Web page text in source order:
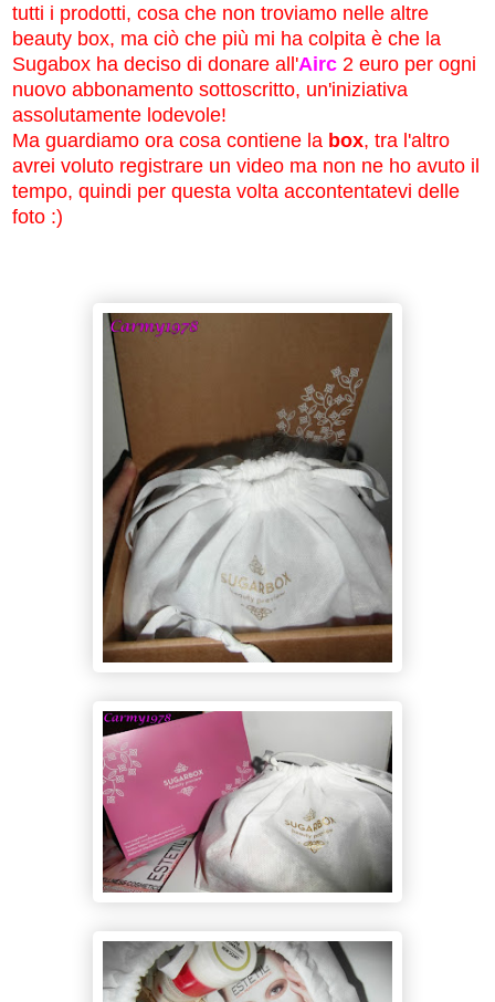
tutti i prodotti, cosa che non troviamo nelle altre
beauty box, ma ciò che più mi ha colpita è che la
Sugabox ha deciso di donare all'Airc 2 euro per ogni
nuovo abbonamento sottoscritto, un'iniziativa
assolutamente lodevole!
Ma guardiamo ora cosa contiene la box, tra l'altro
avrei voluto registrare un video ma non ne ho avuto il
tempo, quindi per questa volta accontentatevi delle
foto :)